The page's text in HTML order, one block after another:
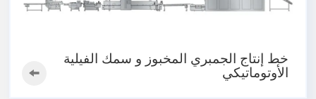
خط إنتاج الجمبري المخبوز و سمك الفيلية
الأوتوماتيكي